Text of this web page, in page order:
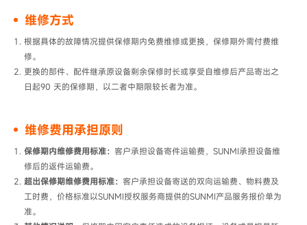
维修方式
根据具体的故障情况提供保修期内免费维修或更换，保修期外需付费维
修。
更换的部件、配件继承原设备剩余保修时长或享受自维修后产品寄出之
日起90 天的保修期，以二者中期限较长者为准。
维修费用承担原则
保修期内维修费用标准： 客户承担设备寄件运输费，SUNMI承担设备维
修后的返件运输费。
超出保修期维修费用标准： 客户承担设备寄送的双向运输费、物料费及
工时费，价格标准以SUNMI授权服务商提供的SUNMI产品服务报价单为
准。